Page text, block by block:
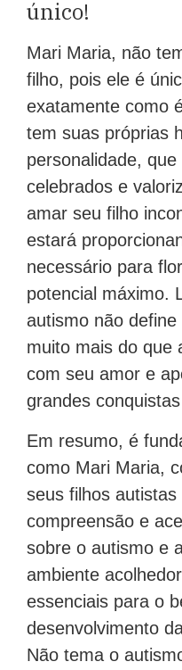
único!
Mari Maria, não
filho, pois ele é
exatamente como
tem suas próprias
personalidade,
celebrados e
amar seu filho
estará
necessário para
potencial máximo.
autismo não
muito mais do que
com seu amor e
grandes
Em resumo, é
como Mari Maria,
seus filhos autistas
compreensão e
sobre o autismo e
ambiente
essenciais para o
desenvolvimento
Não tema o